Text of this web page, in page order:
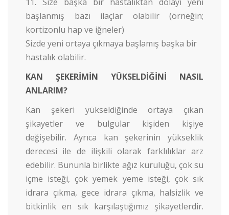
başlanmış bazı ilaçlar olabilir (örneğin;
kortizonlu hap ve iğneler)
Sizde yeni ortaya çıkmaya başlamış başka bir
hastalık olabilir.
KAN ŞEKERİMİN YÜKSELDİĞİNİ NASIL
ANLARIM?
Kan şekeri yükseldiğinde ortaya çıkan
şikayetler ve bulgular kişiden kişiye
değişebilir. Ayrıca kan şekerinin yükseklik
derecesi ile de ilişkili olarak farklılıklar arz
edebilir. Bununla birlikte ağız kuruluğu, çok su
içme isteği, çok yemek yeme isteği, çok sık
idrara çıkma, gece idrara çıkma, halsizlik ve
bitkinlik en sık karşılaştığımız şikayetlerdir.